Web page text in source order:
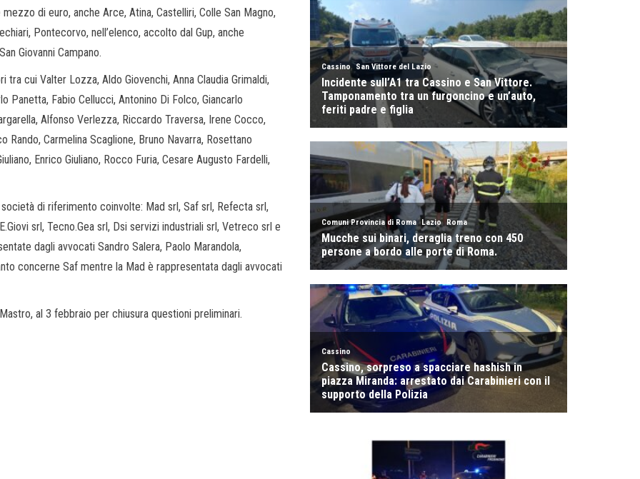
di euro, anche Arce, Atina, Castelliri, Colle San Magno,
Pontecorvo, nell’elenco, accolto dal Gup, anche
Giovanni Campano.
cui Valter Lozza, Aldo Giovenchi, Anna Claudia Grimaldi,
Panetta, Fabio Cellucci, Antonino Di Folco, Giancarlo
Alfonso Verlezza, Riccardo Traversa, Irene Cocco,
Rando, Carmelina Scaglione, Bruno Navarra, Rosettano
Enrico Giuliano, Rocco Furia, Cesare Augusto Fardelli,
di riferimento coinvolte: Mad srl, Saf srl, Refecta srl,
srl, Tecno.Gea srl, Dsi servizi industriali srl, Vetreco srl e
dagli avvocati Sandro Salera, Paolo Marandola,
concerne Saf mentre la Mad è rappresentata dagli avvocati
al 3 febbraio per chiusura questioni preliminari.